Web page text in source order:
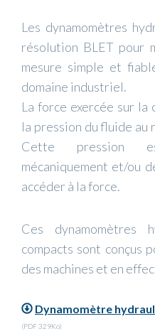
Les dynamomètres
résolution BLET pour
mesure simple et
domaine industriel.
La force exercée sur
la pression du fluide
Cette pression
mécaniquement et/ou
accéder à la force.
Ces dynamomètres
compacts sont conçus
des machines et en
Dynamomètre
(PDF 329Ko)